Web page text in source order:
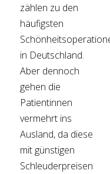
zählen zu den
häufigsten
in Deutschland.
Aber dennoch
gehen die
Patientinnen
vermehrt ins
Ausland, da diese
mit günstigen
Schleuderpreisen